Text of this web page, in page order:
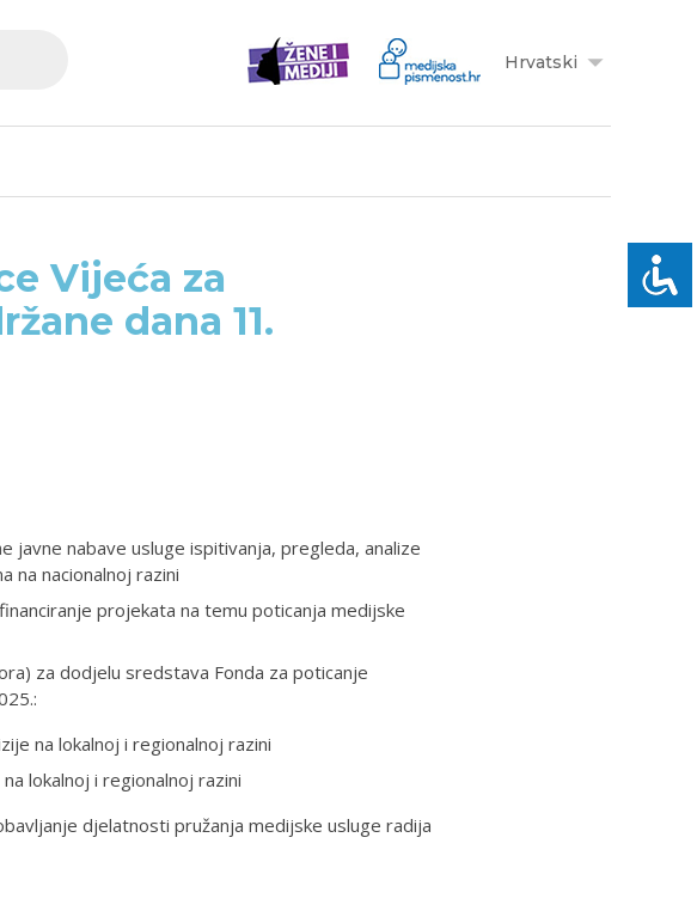
Hrvatski
Vijeća za
dana 11.
nabave usluge ispitivanja, pregleda, analize
na nacionalnoj razini
projekata na temu poticanja medijske
za dodjelu sredstava Fonda za poticanje
na lokalnoj i regionalnoj razini
lokalnoj i regionalnoj razini
djelatnosti pružanja medijske usluge radija